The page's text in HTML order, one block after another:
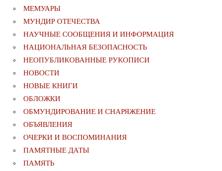
МЕМУАРЫ
МУНДИР ОТЕЧЕСТВА
НАУЧНЫЕ СООБЩЕНИЯ И ИНФОРМАЦИЯ
НАЦИОНАЛЬНАЯ БЕЗОПАСНОСТЬ
НЕОПУБЛИКОВАННЫЕ РУКОПИСИ
НОВОСТИ
НОВЫЕ КНИГИ
ОБЛОЖКИ
ОБМУНДИРОВАНИЕ И СНАРЯЖЕНИЕ
ОБЪЯВЛЕНИЯ
ОЧЕРКИ И ВОСПОМИНАНИЯ
ПАМЯТНЫЕ ДАТЫ
ПАМЯТЬ